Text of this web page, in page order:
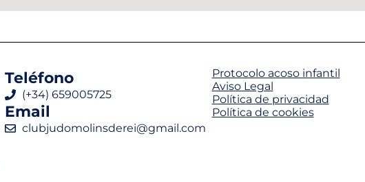
Teléfono
(+34) 659005725
Email
clubjudomolinsderei@gmail.com
Protocolo acoso infantil
Aviso Legal
Política de privacidad
Política de cookies